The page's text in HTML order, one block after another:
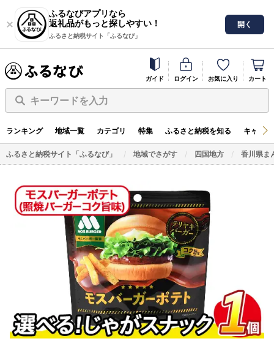
ふるなびアプリなら
返礼品がもっと探しやすい！
ふるさと納税サイト「ふるなび」
開く
ガイド ログイン お気に入り カート
キーワードを入力
ランキング 地域一覧 カテゴリ 特集 ふるさと納税を知る キャン
ふるさと納税サイト「ふるなび」 地域でさがす 四国地方 香川県ま